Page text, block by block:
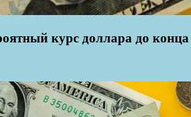
курс доллара до